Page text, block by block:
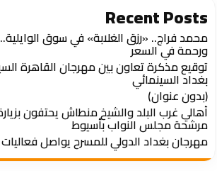
Recent Posts
محمد فراج.. «رزق الغلابة» في سوق
ورحمة في السعر
توقيع مذكرة تعاون بين مهرجان القاهرة
بغداد السينمائي
(بدون عنوان)
أهالي غرب البلد والشيخ منطاش يحتفون
مرشحة مجلس النواب بأسيوط
مهرجان بغداد الدولي للمسرح يواصل